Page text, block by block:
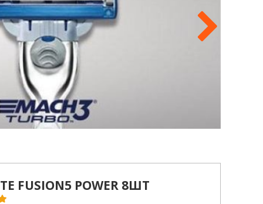
FUSION5 POWER 8ШТ